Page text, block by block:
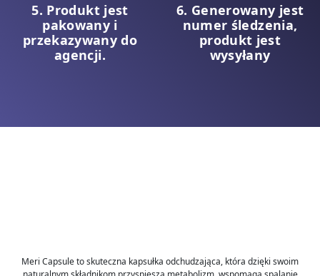
5. Produkt jest
pakowany i
przekazywany do
agencji.
6. Generowany jest
numer śledzenia,
produkt jest
wysyłany
Meri Capsule to skuteczna kapsułka odchudzająca, która dzięki swoim